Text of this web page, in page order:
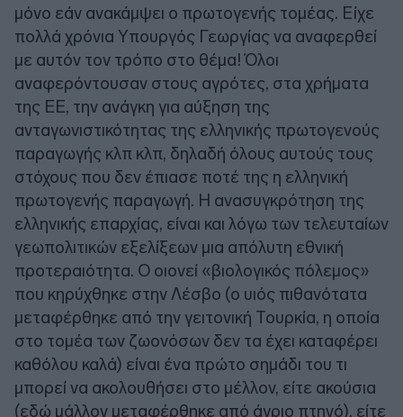
μόνο εάν ανακάμψει ο πρωτογενής τομέας. Είχε
πολλά χρόνια Υπουργός Γεωργίας να αναφερθεί
με αυτόν τον τρόπο στο θέμα! Όλοι
αναφερόντουσαν στους αγρότες, στα χρήματα
της ΕΕ, την ανάγκη για αύξηση της
ανταγωνιστικότητας της ελληνικής πρωτογενούς
παραγωγής κλπ κλπ, δηλαδή όλους αυτούς τους
στόχους που δεν έπιασε ποτέ της η ελληνική
πρωτογενής παραγωγή. Η ανασυγκρότηση της
ελληνικής επαρχίας, είναι και λόγω των τελευταίων
γεωπολιτικών εξελίξεων μια απόλυτη εθνική
προτεραιότητα. Ο οιονεί «βιολογικός πόλεμος»
που κηρύχθηκε στην Λέσβο (ο υιός πιθανότατα
μεταφέρθηκε από την γειτονική Τουρκία, η οποία
στο τομέα των ζωονόσων δεν τα έχει καταφέρει
καθόλου καλά) είναι ένα πρώτο σημάδι του τι
μπορεί να ακολουθήσει στο μέλλον, είτε ακούσια
(εδώ μάλλον μεταφέρθηκε από άγριο πτηνό), είτε